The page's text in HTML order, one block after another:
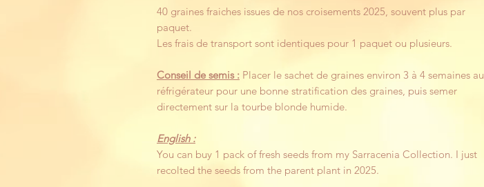
40 graines fraiches issues de nos croisements 2025, souvent plus par
paquet.
Les frais de transport sont identiques pour 1 paquet ou plusieurs.
Conseil de semis : Placer le sachet de graines environ 3 à 4 semaines au
réfrigérateur pour une bonne stratification des graines, puis semer
directement sur la tourbe blonde humide.
English :
You can buy 1 pack of fresh seeds from my Sarracenia Collection. I just
recolted the seeds from the parent plant in 2025.